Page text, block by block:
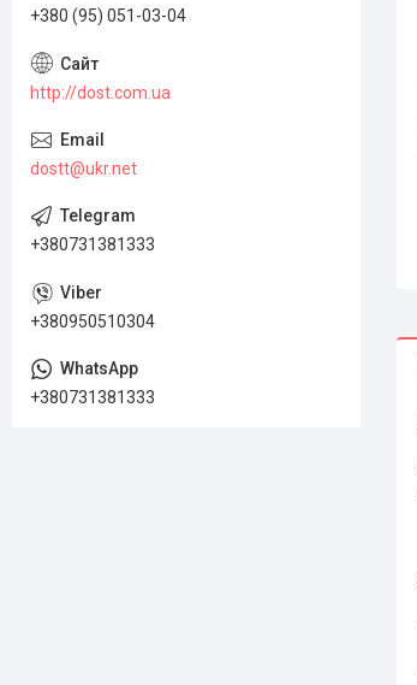
+380 (95) 051-03-04
http://dost.com.ua
dostt@ukr.net
+380731381333
+380950510304
+380731381333